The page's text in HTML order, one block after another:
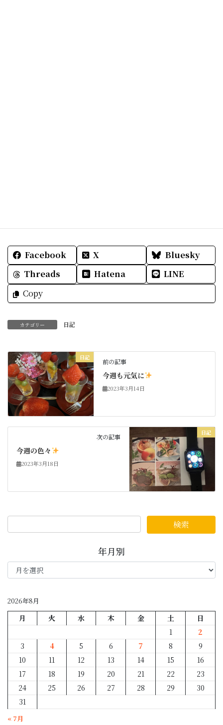
Facebook X
Bluesky
Threads
Hatena
LINE
Copy
カテゴリー 日記
日記
前の記事
今週も元気に
2023年3月14日
日記
次の記事
今週の色々
2023年3月18日
年月別
年
月
2026年8月
月 火 水 木 金 土
日
1
2
3
4 5 6 7 8
9
10
11 12 13 14 15
16
17
18 19 20 21 22
23
24
25 26 27 28 29
30
31
« 7月